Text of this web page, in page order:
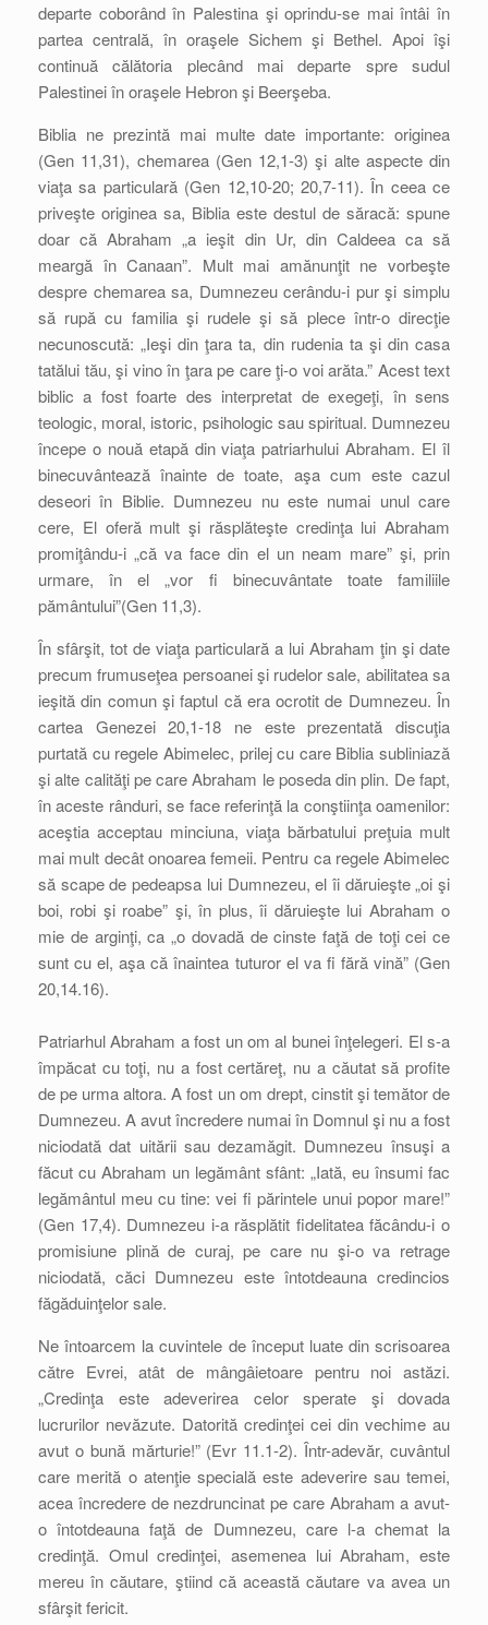
departe coborând în Palestina şi oprindu-se mai întâi în
partea centrală, în oraşele Sichem şi Bethel. Apoi îşi
continuă călătoria plecând mai departe spre sudul
Palestinei în oraşele Hebron şi Beerşeba.
Biblia ne prezintă mai multe date importante: originea
(Gen 11,31), chemarea (Gen 12,1-3) şi alte aspecte din
viaţa sa particulară (Gen 12,10-20; 20,7-11). În ceea ce
priveşte originea sa, Biblia este destul de săracă: spune
doar că Abraham „a ieşit din Ur, din Caldeea ca să
meargă în Canaan”. Mult mai amănunţit ne vorbeşte
despre chemarea sa, Dumnezeu cerându-i pur şi simplu
să rupă cu familia şi rudele şi să plece într-o direcţie
necunoscută: „Ieşi din ţara ta, din rudenia ta şi din casa
tatălui tău, şi vino în ţara pe care ţi-o voi arăta.” Acest text
biblic a fost foarte des interpretat de exegeţi, în sens
teologic, moral, istoric, psihologic sau spiritual. Dumnezeu
începe o nouă etapă din viaţa patriarhului Abraham. El îl
binecuvântează înainte de toate, aşa cum este cazul
deseori în Biblie. Dumnezeu nu este numai unul care
cere, El oferă mult şi răsplăteşte credinţa lui Abraham
promiţându-i „că va face din el un neam mare” şi, prin
urmare, în el „vor fi binecuvântate toate familiile
pământului”(Gen 11,3).
În sfârşit, tot de viaţa particulară a lui Abraham ţin şi date
precum frumuseţea persoanei şi rudelor sale, abilitatea sa
ieşită din comun şi faptul că era ocrotit de Dumnezeu. În
cartea Genezei 20,1-18 ne este prezentată discuţia
purtată cu regele Abimelec, prilej cu care Biblia subliniază
şi alte calităţi pe care Abraham le poseda din plin. De fapt,
în aceste rânduri, se face referinţă la conştiinţa oamenilor:
aceştia acceptau minciuna, viaţa bărbatului preţuia mult
mai mult decât onoarea femeii. Pentru ca regele Abimelec
să scape de pedeapsa lui Dumnezeu, el îi dăruieşte „oi şi
boi, robi şi roabe” şi, în plus, îi dăruieşte lui Abraham o
mie de arginţi, ca „o dovadă de cinste faţă de toţi cei ce
sunt cu el, aşa că înaintea tuturor el va fi fără vină” (Gen
20,14.16).
Patriarhul Abraham a fost un om al bunei înţelegeri. El s-a
împăcat cu toţi, nu a fost certăreţ, nu a căutat să profite
de pe urma altora. A fost un om drept, cinstit şi temător de
Dumnezeu. A avut încredere numai în Domnul şi nu a fost
niciodată dat uitării sau dezamăgit. Dumnezeu însuşi a
făcut cu Abraham un legământ sfânt: „Iată, eu însumi fac
legământul meu cu tine: vei fi părintele unui popor mare!”
(Gen 17,4). Dumnezeu i-a răsplătit fidelitatea făcându-i o
promisiune plină de curaj, pe care nu şi-o va retrage
niciodată, căci Dumnezeu este întotdeauna credincios
făgăduinţelor sale.
Ne întoarcem la cuvintele de început luate din scrisoarea
către Evrei, atât de mângâietoare pentru noi astăzi.
„Credinţa este adeverirea celor sperate şi dovada
lucrurilor nevăzute. Datorită credinţei cei din vechime au
avut o bună mărturie!” (Evr 11.1-2). Într-adevăr, cuvântul
care merită o atenţie specială este adeverire sau temei,
acea încredere de nezdruncinat pe care Abraham a avut-
o întotdeauna faţă de Dumnezeu, care l-a chemat la
credinţă. Omul credinţei, asemenea lui Abraham, este
mereu în căutare, ştiind că această căutare va avea un
sfârşit fericit.